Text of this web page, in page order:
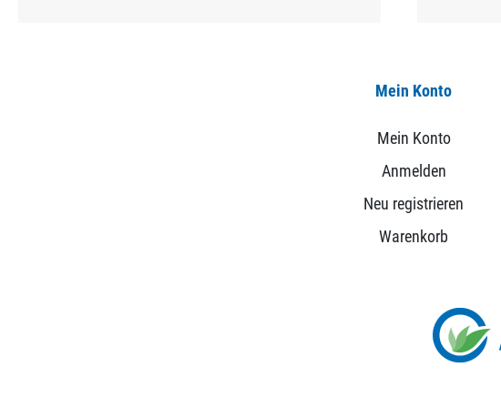
Mein Konto
Mein Konto
Anmelden
Neu registrieren
Warenkorb